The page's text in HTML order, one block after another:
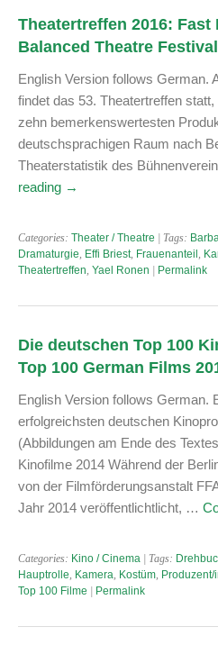
Theatertreffen 2016:
Balanced Theatre
English Version follows German.
findet das 53. Theatertreffen
zehn bemerkenswertesten
deutschsprachigen Raum nach
Theaterstatistik des
reading →
Categories: Theater / Theatre | Tags:
Dramaturgie, Effi Briest, Frauenanteil ,
Theatertreffen, Yael Ronen Permalink
Die deutschen Top 100
Top 100 German Films
English Version follows German.
erfolgreichsten deutschen
(Abbildungen am Ende des
Kinofilme 2014 Während der
von der Filmförderungsanstalt
Jahr 2014 veröffentlichtlicht, …
Categories: Kino / Cinema | Tags:
Hauptrolle, Kamera, Kostüm, Produzent/
Top 100 Filme
Permalink